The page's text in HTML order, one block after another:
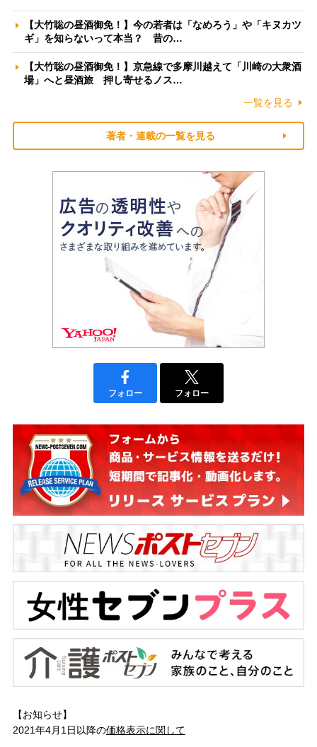
【大竹聡の昼酒御免！】今の若者は「なめろう」や「キヌカツ
ギ」を知らないって本当？ 昔の…
【大竹聡の昼酒御免！】京急線で多摩川越えて「川崎の大衆酒
場」へと昼酒旅 押し寄せるノス…
一覧を見る
著者・連載の一覧を見る
フォロー フォロー
【お知らせ】
2021年4月1日以降の価格表示に関して